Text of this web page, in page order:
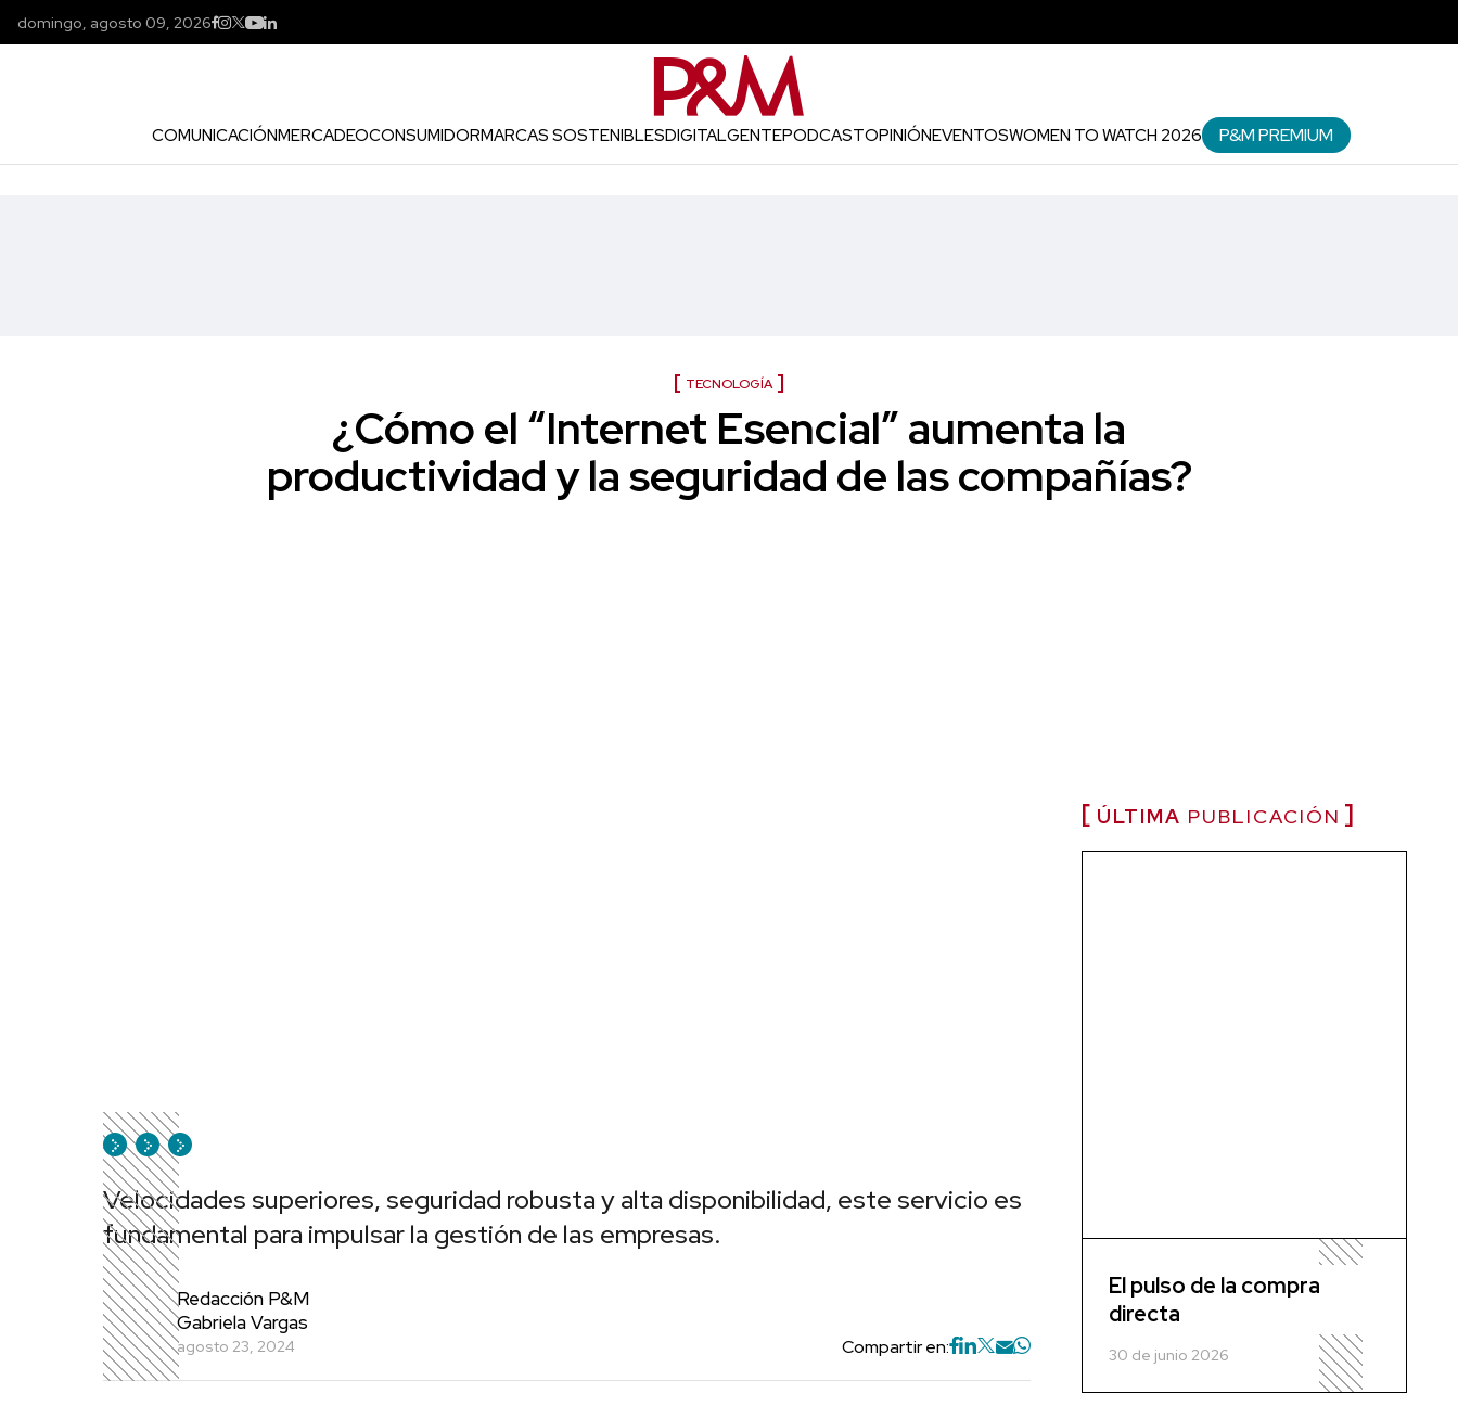
domingo, agosto 09, 2026
COMUNICACIÓNMERCADEOCONSUMIDORMARCAS SOSTENIBLESDIGITALGENTEPODCASTOPINIÓNEVENTOSWOMEN TO WATCH 2026 P&M PREMIUM
TECNOLOGÍA
¿Cómo el “Internet Esencial” aumenta la
productividad y la seguridad de las compañías?
Velocidades superiores, seguridad robusta y alta disponibilidad, este servicio es
fundamental para impulsar la gestión de las empresas.
Redacción P&M
Gabriela Vargas
agosto 23, 2024 Compartir en:
ÚLTIMA PUBLICACIÓN
El pulso de la compra
directa
30 de junio 2026